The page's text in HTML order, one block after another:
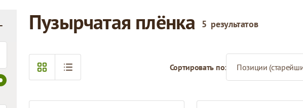
Пузырчатая плёнка 5 результатов
Сортировать по: